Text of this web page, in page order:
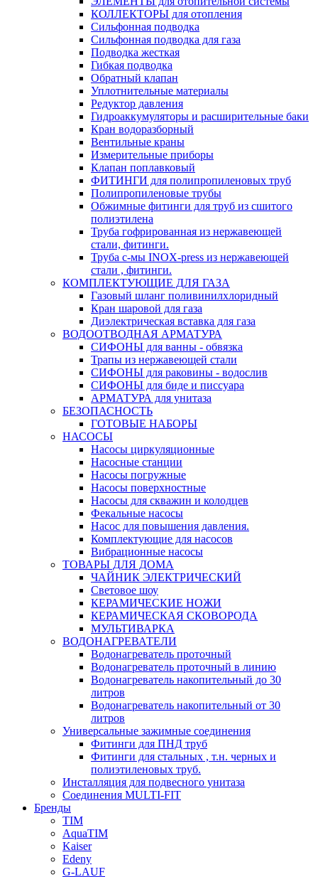
КОЛЛЕКТОРЫ для отопления
Сильфонная подводка
Cильфонная подводка для газа
Подводка жесткая
Гибкая подводка
Обратный клапан
Уплотнительные материалы
Редуктор давления
Гидроаккумуляторы и расширительные баки
Кран водоразборный
Вентильные краны
Измерительные приборы
Клапан поплавковый
ФИТИНГИ для полипропиленовых труб
Полипропиленовые трубы
Обжимные фитинги для труб из сшитого
полиэтилена
Труба гофрированная из нержавеющей
стали, фитинги.
Труба с-мы INOX-press из нержавеющей
стали , фитинги.
КОМПЛЕКТУЮЩИЕ ДЛЯ ГАЗА
Газовый шланг поливинилхлоридный
Кран шаровой для газа
Диэлектрическая вставка для газа
ВОДООТВОДНАЯ АРМАТУРА
СИФОНЫ для ванны - обвязка
Трапы из нержавеющей стали
СИФОНЫ для раковины - водослив
СИФОНЫ для биде и писсуара
АРМАТУРА для унитаза
БЕЗОПАСНОСТЬ
ГОТОВЫЕ НАБОРЫ
НАСОСЫ
Насосы циркуляционные
Насосные станции
Насосы погружные
Насосы поверхностные
Насосы для скважин и колодцев
Фекальные насосы
Насос для повышения давления.
Комплектующие для насосов
Вибрационные насосы
ТОВАРЫ ДЛЯ ДОМА
ЧАЙНИК ЭЛЕКТРИЧЕСКИЙ
Световое шоу
КЕРАМИЧЕСКИЕ НОЖИ
КЕРАМИЧЕСКАЯ СКОВОРОДА
МУЛЬТИВАРКА
ВОДОНАГРЕВАТЕЛИ
Водонагреватель проточный
Водонагреватель проточный в линию
Водонагреватель накопительный до 30
литров
Водонагреватель накопительный от 30
литров
Универсальные зажимные соединения
Фитинги для ПНД труб
Фитинги для стальных , т.н. черных и
полиэтиленовых труб.
Инсталляция для подвесного унитаза
Соединения MULTI-FIT
Бренды
TIM
AquaTIM
Kaiser
Edeny
G-LAUF